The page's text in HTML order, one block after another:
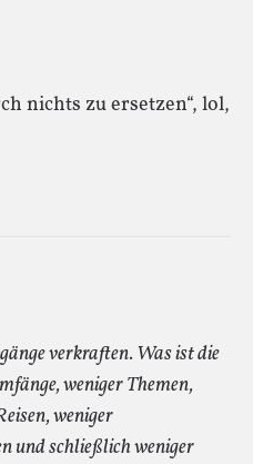
nichts zu ersetzen“, lol,
verkraften. Was ist die
weniger Themen,
weniger
und schließlich weniger